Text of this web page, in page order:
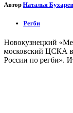
Автор Наталья
Регби
Новокузнецкий
московский ЦСКА в
России по регби».